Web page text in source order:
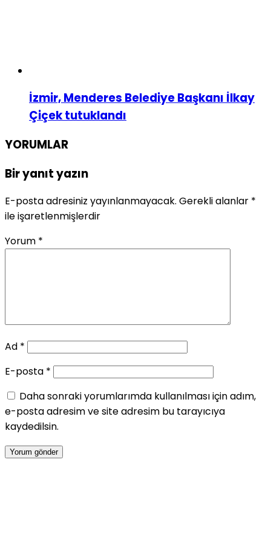
İzmir, Menderes Belediye Başkanı İlkay
Çiçek tutuklandı
YORUMLAR
Bir yanıt yazın
E-posta adresiniz yayınlanmayacak. Gerekli alanlar *
ile işaretlenmişlerdir
Yorum *
Ad *
E-posta *
Daha sonraki yorumlarımda kullanılması için adım,
e-posta adresim ve site adresim bu tarayıcıya
kaydedilsin.